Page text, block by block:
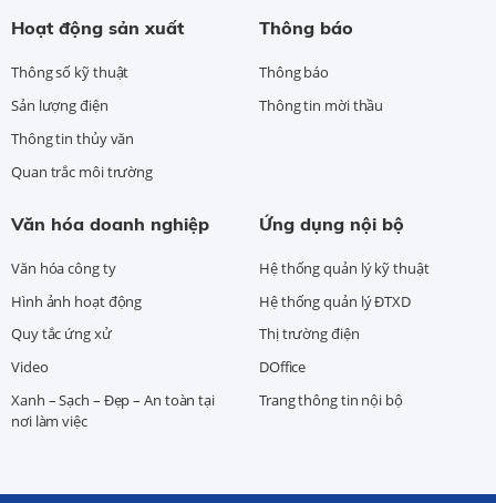
Hoạt động sản xuất
Thông số kỹ thuật
Sản lượng điện
Thông tin thủy văn
Quan trắc môi trường
Thông báo
Thông báo
Thông tin mời thầu
Văn hóa doanh nghiệp
Văn hóa công ty
Hình ảnh hoạt động
Quy tắc ứng xử
Video
Xanh – Sạch – Đẹp – An toàn tại
nơi làm việc
Ứng dụng nội bộ
Hệ thống quản lý kỹ thuật
Hệ thống quản lý ĐTXD
Thị trường điện
DOffice
Trang thông tin nội bộ